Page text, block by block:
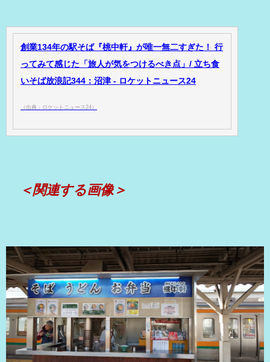
創業134年の駅そば『桃中軒』が唯一無二すぎた！ 行
ってみて感じた「旅人が気をつけるべき点」/ 立ち食
いそば放浪記344：沼津 - ロケットニュース24
（出典：ロケットニュース24）
＜関連する画像＞